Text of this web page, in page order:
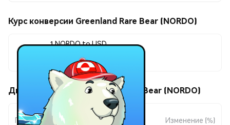
Курс конверсии Greenland Rare Bear (NORDO)
1 NORDO to USD
$0.00000427
Движения цены Greenland Rare Bear (NORDO)
Период
Изменение
Изменение (%)